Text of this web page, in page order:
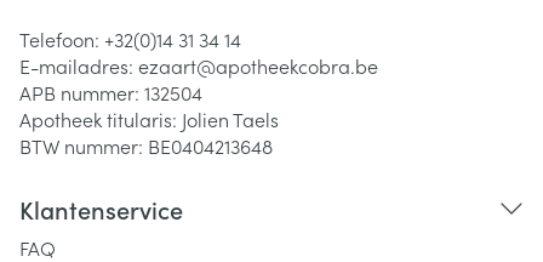
Telefoon: +32(0)14 31 34 14
E-mailadres: ezaart@apotheekcobra.be
APB nummer: 132504
Apotheek titularis: Jolien Taels
BTW nummer: BE0404213648
Klantenservice
FAQ